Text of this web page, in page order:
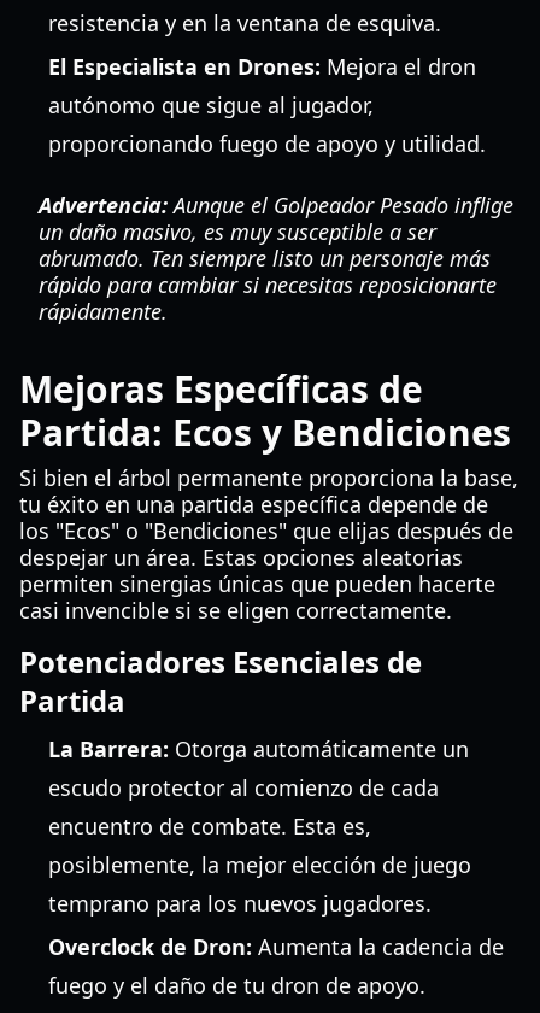
resistencia y en la ventana de esquiva.
El Especialista en Drones: Mejora el dron
autónomo que sigue al jugador,
proporcionando fuego de apoyo y utilidad.
Advertencia:Aunque el Golpeador Pesado inflige
un daño masivo, es muy susceptible a ser
abrumado. Ten siempre listo un personaje más
rápido para cambiar si necesitas reposicionarte
rápidamente.
Mejoras Específicas de
Partida: Ecos y Bendiciones
Si bien el árbol permanente proporciona la base,
tu éxito en una partida específica depende de
los "Ecos" o "Bendiciones" que elijas después de
despejar un área. Estas opciones aleatorias
permiten sinergias únicas que pueden hacerte
casi invencible si se eligen correctamente.
Potenciadores Esenciales de
Partida
La Barrera: Otorga automáticamente un
escudo protector al comienzo de cada
encuentro de combate. Esta es,
posiblemente, la mejor elección de juego
temprano para los nuevos jugadores.
Overclock de Dron: Aumenta la cadencia de
fuego y el daño de tu dron de apoyo.